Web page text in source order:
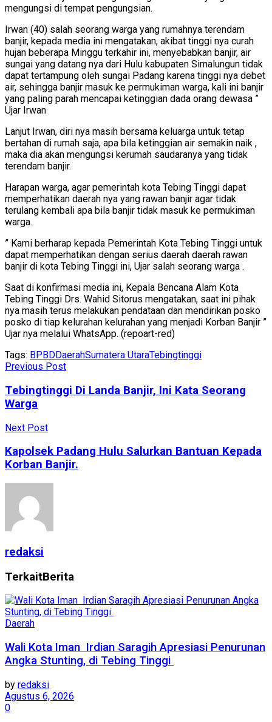
mengungsi di tempat pengungsian.
Irwan (40) salah seorang warga yang rumahnya terendam
banjir, kepada media ini mengatakan, akibat tinggi nya curah
hujan beberapa Minggu terkahir ini, menyebabkan banjir, air
sungai yang datang nya dari Hulu kabupaten Simalungun tidak
dapat tertampung oleh sungai Padang karena tinggi nya debet
air, sehingga banjir masuk ke permukiman warga, kali ini banjir
yang paling parah mencapai ketinggian dada orang dewasa ”
Ujar Irwan
Lanjut Irwan, diri nya masih bersama keluarga untuk tetap
bertahan di rumah saja, apa bila ketinggian air semakin naik ,
maka dia akan mengungsi kerumah saudaranya yang tidak
terendam banjir.
Harapan warga, agar pemerintah kota Tebing Tinggi dapat
memperhatikan daerah nya yang rawan banjir agar tidak
terulang kembali apa bila banjir tidak masuk ke permukiman
warga.
” Kami berharap kepada Pemerintah Kota Tebing Tinggi untuk
dapat memperhatikan dengan serius daerah daerah rawan
banjir di kota Tebing Tinggi ini, Ujar salah seorang warga .
Saat di konfirmasi media ini, Kepala Bencana Alam Kota
Tebing Tinggi Drs. Wahid Sitorus mengatakan, saat ini pihak
nya masih terus melakukan pendataan dan mendirikan posko
posko di tiap kelurahan kelurahan yang menjadi Korban Banjir ”
Ujar nya melalui WhatsApp. (repoart-red)
Tags: BPBDDaerahSumatera UtaraTebingtinggi
Previous Post
Tebingtinggi Di Landa Banjir, Ini Kata Seorang
Warga
Next Post
Kapolsek Padang Hulu Salurkan Bantuan Kepada
Korban Banjir.
redaksi
TerkaitBerita
Daerah
Wali Kota Iman Irdian Saragih Apresiasi Penurunan
Angka Stunting, di Tebing Tinggi
by redaksi
Agustus 6, 2026
0